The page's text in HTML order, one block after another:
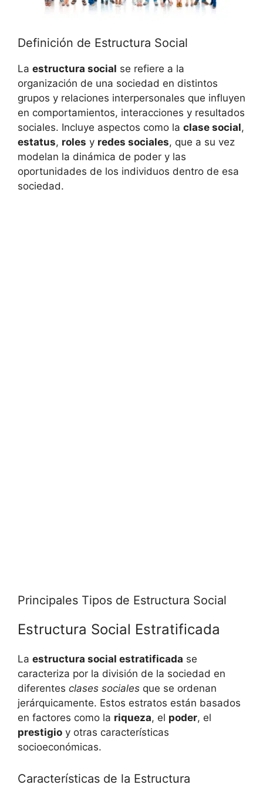
Definición de Estructura Social
La estructura social se refiere a la
organización de una sociedad en distintos
grupos y relaciones interpersonales que influyen
en comportamientos, interacciones y resultados
sociales. Incluye aspectos como la clase social,
estatus, roles y redes sociales, que a su vez
modelan la dinámica de poder y las
oportunidades de los individuos dentro de esa
sociedad.
Principales Tipos de Estructura Social
Estructura Social Estratificada
La estructura social estratificada se
caracteriza por la división de la sociedad en
diferentes clases sociales que se ordenan
jerárquicamente. Estos estratos están basados
en factores como la riqueza, el poder, el
prestigio y otras características
socioeconómicas.
Características de la Estructura